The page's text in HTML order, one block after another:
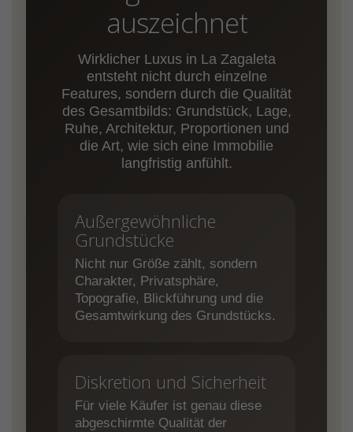
auszeichnet
Wirklicher Luxus in La Zagaleta
entsteht nicht durch einzelne
Features, sondern durch die Qualität
des Gesamtbilds: Grundstück, Lage,
Ruhe, Architektur, Proportionen und
die Art, wie sich eine Immobilie
langfristig anfühlt.
Außergewöhnliche
Grundstücke
Nicht nur Größe zählt, sondern
Charakter, Privatsphäre,
Topografie, Blickführung und die
Gesamtwirkung des Grundstücks.
Diskretion und Sicherheit
Für viele Käufer ist genau diese
abgeschirmte Qualität der